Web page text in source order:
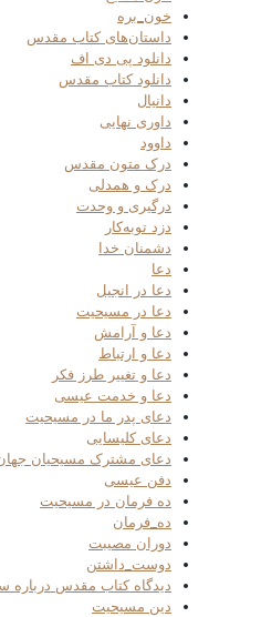
خون_بره
داستان‌های کتاب مقدس
دانلود پی دی اف
دانلود کتاب مقدس
دانیال
داوری نهایی
داوود
درک متون مقدس
درک و همدلی
درگیری و وحدت
دزد توبه‌کار
دشمنان خدا
دعا
دعا در انجیل
دعا در مسیحیت
دعا و آرامش
دعا و ارتباط
دعا و تغییر طرز فکر
دعا و خدمت عیسی
دعای پدر ما در مسیحیت
دعای کلیسایی
دعای مشترک مسیحیان
دفن عیسی
ده فرمان در مسیحیت
ده_فرمان
دوران مصیبت
دوست_داشتن
دیدگاه کتاب مقدس درباره
دین مسیحیت